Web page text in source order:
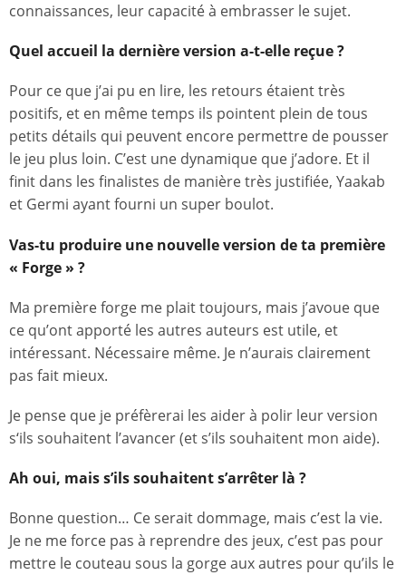
connaissances, leur capacité à embrasser le sujet.
Quel accueil la dernière version a-t-elle reçue ?
Pour ce que j’ai pu en lire, les retours étaient très
positifs, et en même temps ils pointent plein de tous
petits détails qui peuvent encore permettre de pousser
le jeu plus loin. C’est une dynamique que j’adore. Et il
finit dans les finalistes de manière très justifiée, Yaakab
et Germi ayant fourni un super boulot.
Vas-tu produire une nouvelle version de ta première
« Forge » ?
Ma première forge me plait toujours, mais j’avoue que
ce qu’ont apporté les autres auteurs est utile, et
intéressant. Nécessaire même. Je n’aurais clairement
pas fait mieux.
Je pense que je préfèrerai les aider à polir leur version
s‘ils souhaitent l’avancer (et s’ils souhaitent mon aide).
Ah oui, mais s’ils souhaitent s’arrêter là ?
Bonne question… Ce serait dommage, mais c’est la vie.
Je ne me force pas à reprendre des jeux, c’est pas pour
mettre le couteau sous la gorge aux autres pour qu’ils le